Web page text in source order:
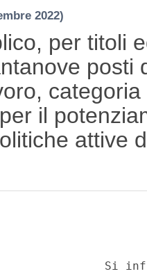
2022)
per titoli
posti
il
attive